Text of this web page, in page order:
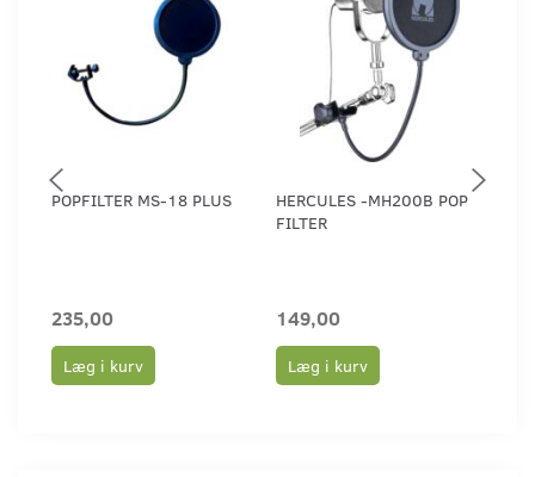
POPFILTER MS-18 PLUS
235,00
Læg i kurv
HERCULES -MH200B POP
FILTER
149,00
Læg i kurv